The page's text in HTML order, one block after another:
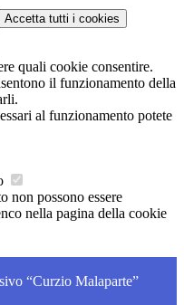
Accetta tutti i cookies
quali cookie consentire.
il funzionamento della
al funzionamento potete
non possono essere
nella pagina della cookie
“Curzio Malaparte”